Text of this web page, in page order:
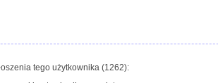
tego użytkownika (1262):